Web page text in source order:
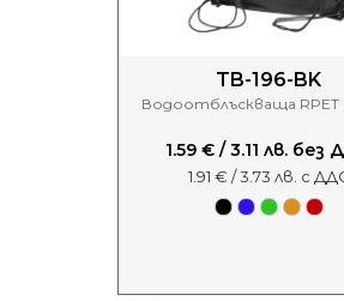
TB-196-BK
Водоотблъскваща
1.59 € / 3.11 лв. без
1.91 € / 3.73 лв. с